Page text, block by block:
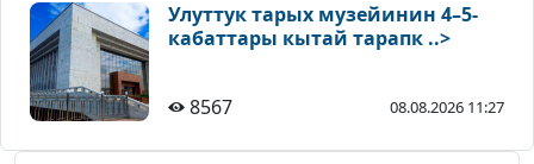
Улуттук тарых музейинин 4–5-
кабаттары кытай тарапк ..>
8567 08.08.2026 11:27